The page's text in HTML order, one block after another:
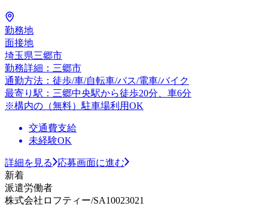
勤務地
面接地
埼玉県三郷市
勤務詳細：三郷市
通勤方法：徒歩/車/自転車/バス/電車/バイク
最寄り駅：三郷中央駅から徒歩20分、車6分
※構内の（無料）駐車場利用OK
交通費支給
未経験OK
詳細を見る
応募画面に進む
新着
派遣労働者
株式会社ロフティー/SA10023021